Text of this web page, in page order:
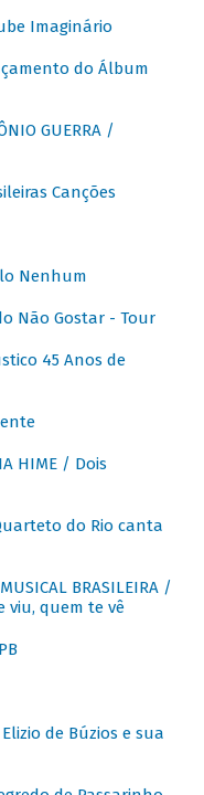
Imaginário
do Álbum
GUERRA /
Canções
Nenhum
Não Gostar - Tour
45 Anos de
HIME / Dois
do Rio canta
BRASILEIRA /
viu, quem te vê
Elizio de Búzios e sua